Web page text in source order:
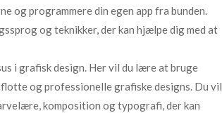
og programmere din egen app fra bunden.
og teknikker, der kan hjælpe dig med at
i grafisk design. Her vil du lære at bruge
og professionelle grafiske designs. Du vil
komposition og typografi, der kan